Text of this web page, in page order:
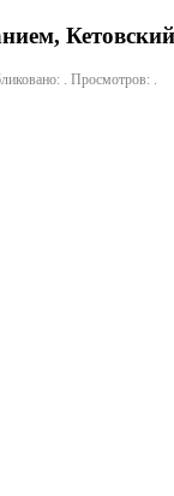
. Просмотров: .